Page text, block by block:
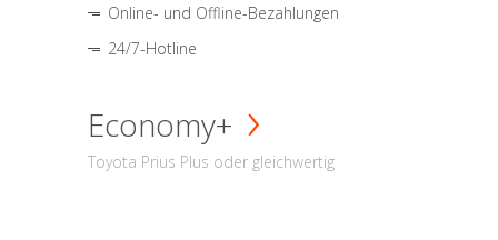
Online- und Offline-Bezahlungen
24/7-Hotline
Economy+
Toyota Prius Plus oder gleichwertig